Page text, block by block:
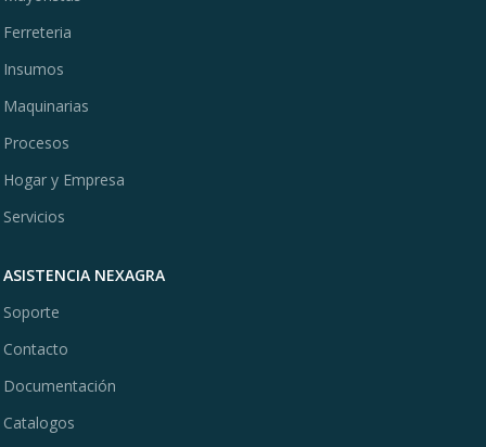
Ferreteria
Insumos
Maquinarias
Procesos
Hogar y Empresa
Servicios
ASISTENCIA NEXAGRA
Soporte
Contacto
Documentación
Catalogos